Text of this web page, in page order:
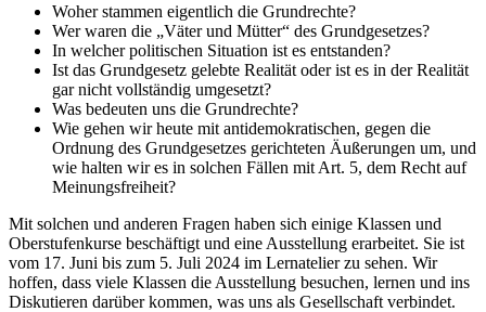
Woher stammen eigentlich die Grundrechte?
Wer waren die „Väter und Mütter“ des Grundgesetzes?
In welcher politischen Situation ist es entstanden?
Ist das Grundgesetz gelebte Realität oder ist es in der Realität
gar nicht vollständig umgesetzt?
Was bedeuten uns die Grundrechte?
Wie gehen wir heute mit antidemokratischen, gegen die
Ordnung des Grundgesetzes gerichteten Äußerungen um, und
wie halten wir es in solchen Fällen mit Art. 5, dem Recht auf
Meinungsfreiheit?
Mit solchen und anderen Fragen haben sich einige Klassen und
Oberstufenkurse beschäftigt und eine Ausstellung erarbeitet. Sie ist
vom 17. Juni bis zum 5. Juli 2024 im Lernatelier zu sehen. Wir
hoffen, dass viele Klassen die Ausstellung besuchen, lernen und ins
Diskutieren darüber kommen, was uns als Gesellschaft verbindet.